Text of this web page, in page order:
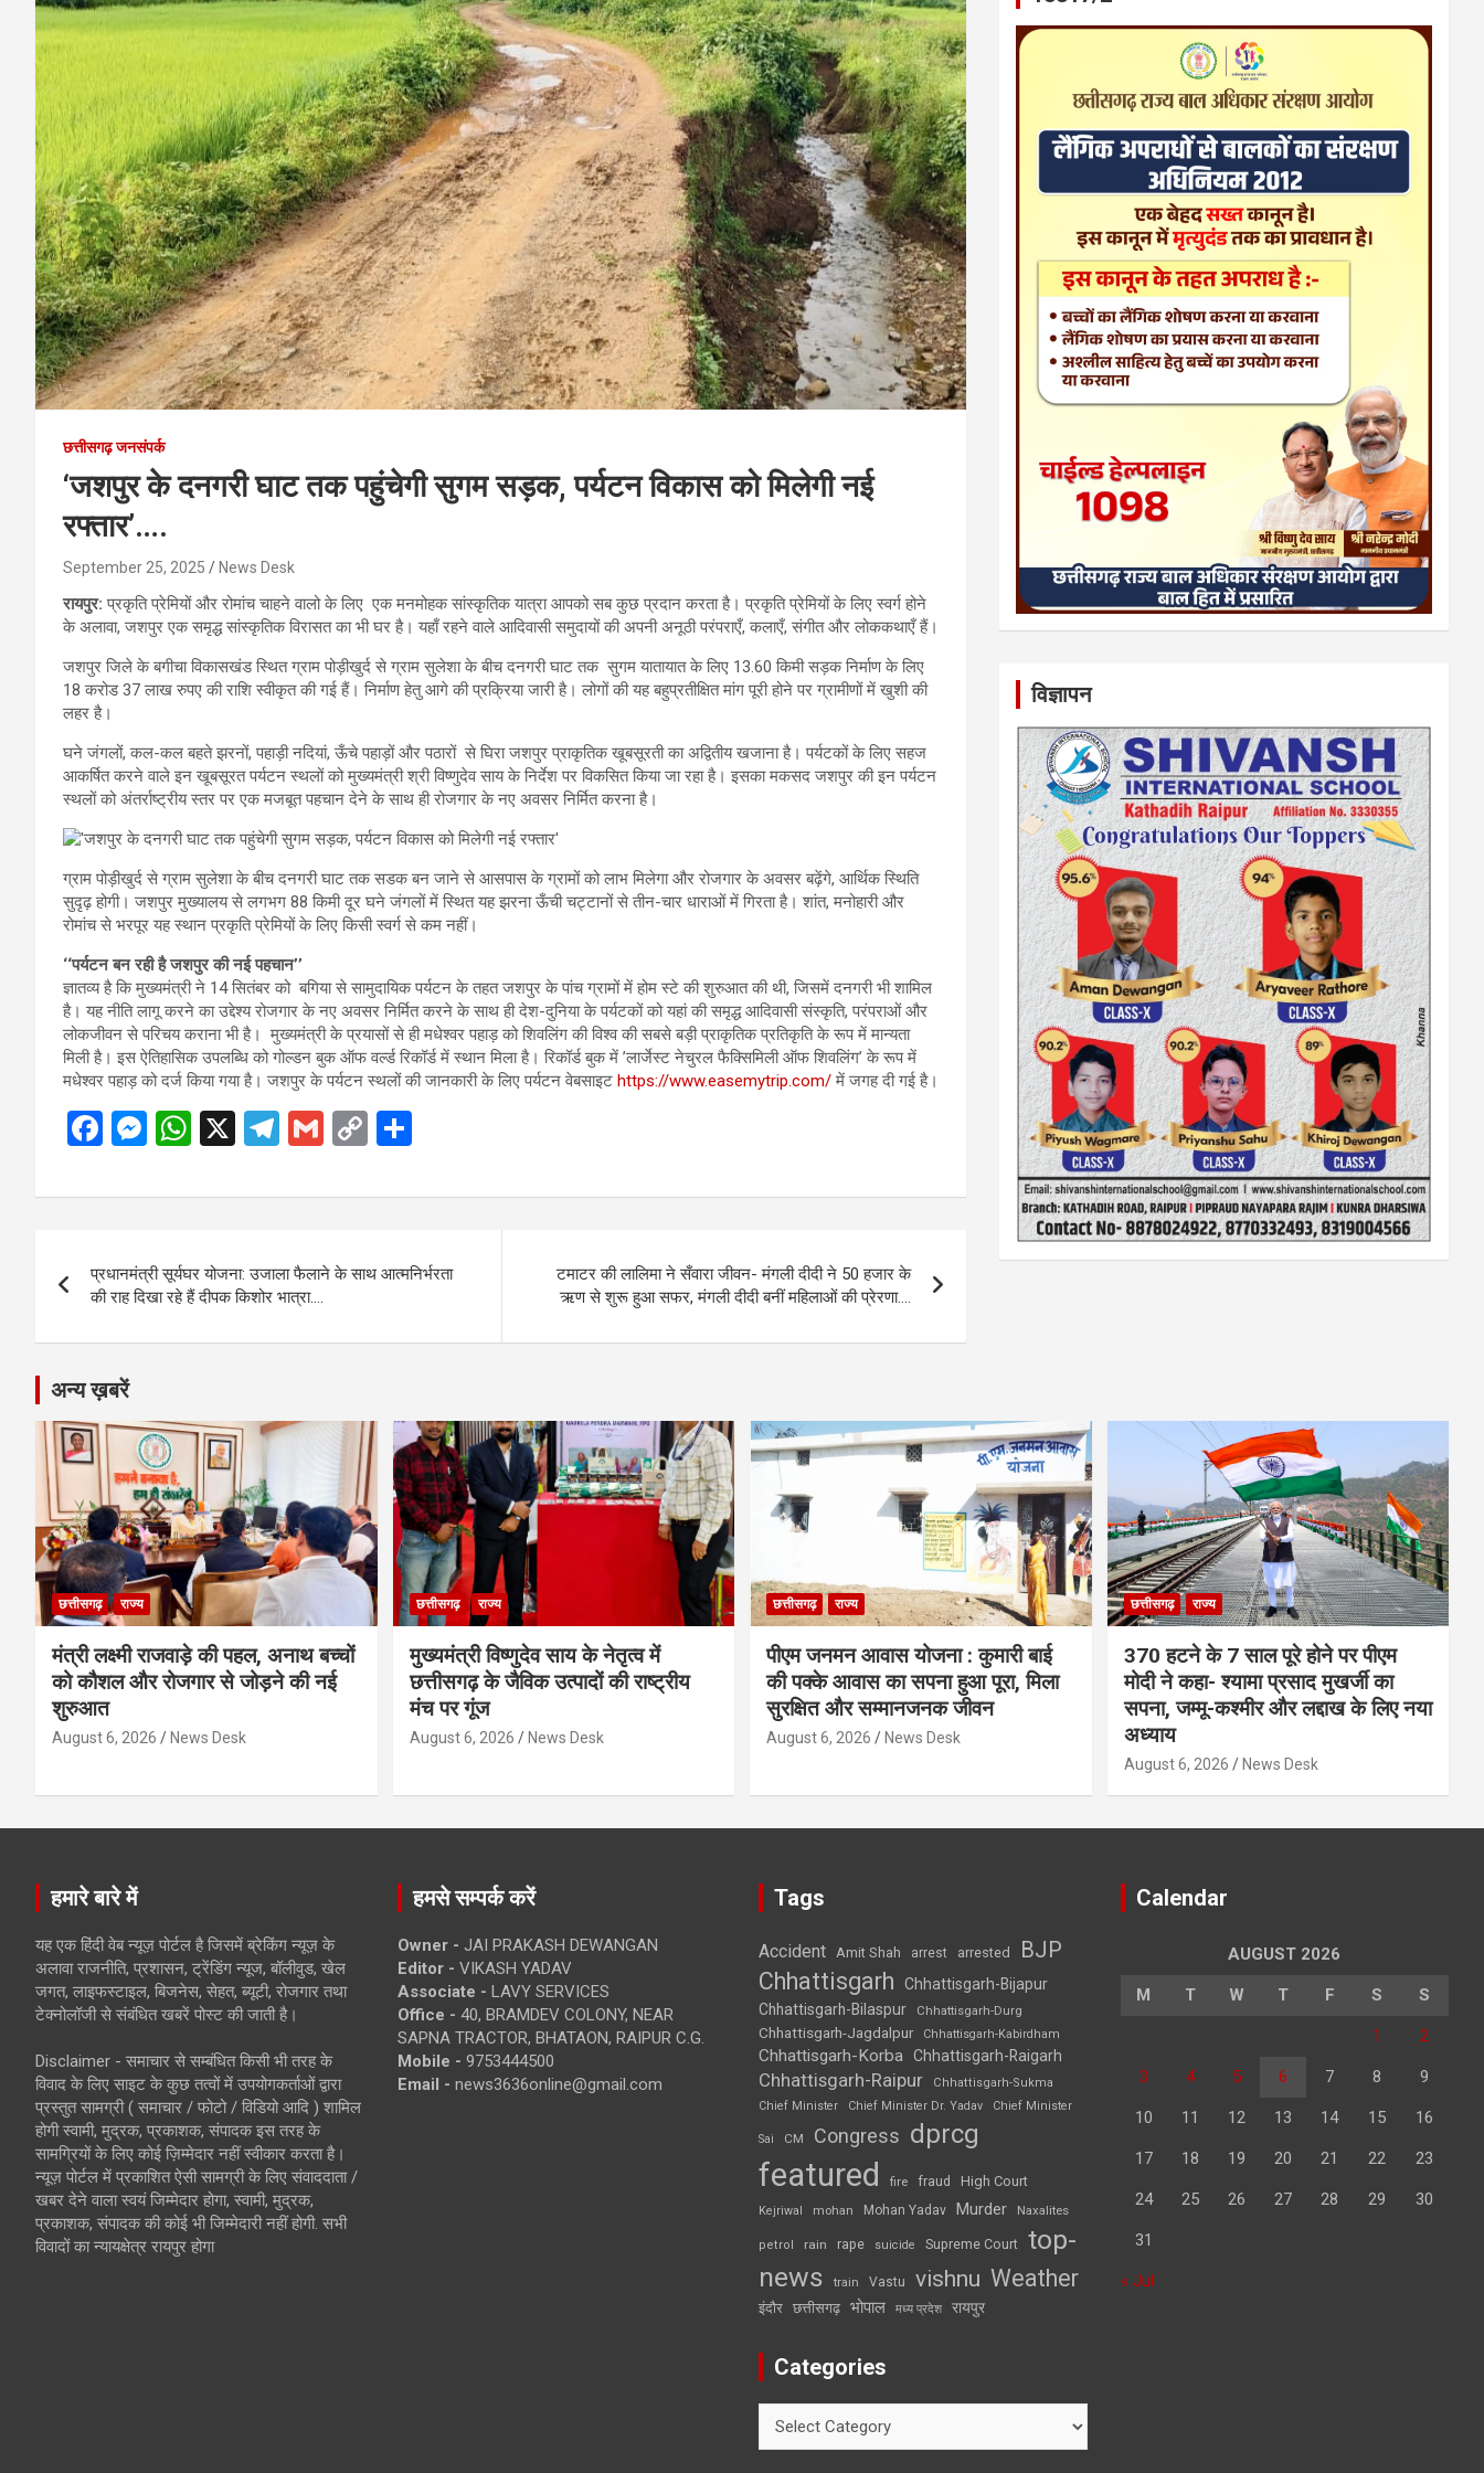
छत्तीसगढ़ जनसंपर्क
‘जशपुर के दनगरी घाट तक पहुंचेगी सुगम सड़क, पर्यटन विकास को मिलेगी नई
रफ्तार’….
September 25, 2025 News Desk
रायपुर:प्रकृति प्रेमियों और रोमांच चाहने वालो के लिए एक मनमोहक सांस्कृतिक यात्रा आपको सब कुछ प्रदान करता है। प्रकृति प्रेमियों के लिए स्वर्ग होने
के अलावा, जशपुर एक समृद्ध सांस्कृतिक विरासत का भी घर है। यहाँ रहने वाले आदिवासी समुदायों की अपनी अनूठी परंपराएँ, कलाएँ, संगीत और लोककथाएँ हैं।
जशपुर जिले के बगीचा विकासखंड स्थित ग्राम पोड़ीखुर्द से ग्राम सुलेशा के बीच दनगरी घाट तक सुगम यातायात के लिए 13.60 किमी सड़क निर्माण के लिए
18 करोड 37 लाख रुपए की राशि स्वीकृत की गई हैं। निर्माण हेतु आगे की प्रक्रिया जारी है। लोगों की यह बहुप्रतीक्षित मांग पूरी होने पर ग्रामीणों में खुशी की
लहर है।
घने जंगलों, कल-कल बहते झरनों, पहाड़ी नदियां, ऊँचे पहाड़ों और पठारों से घिरा जशपुर प्राकृतिक खूबसूरती का अद्वितीय खजाना है। पर्यटकों के लिए सहज
आकर्षित करने वाले इन खूबसूरत पर्यटन स्थलों को मुख्यमंत्री श्री विष्णुदेव साय के निर्देश पर विकसित किया जा रहा है। इसका मकसद जशपुर की इन पर्यटन
स्थलों को अंतर्राष्ट्रीय स्तर पर एक मजबूत पहचान देने के साथ ही रोजगार के नए अवसर निर्मित करना है।
ग्राम पोड़ीखुर्द से ग्राम सुलेशा के बीच दनगरी घाट तक सडक बन जाने से आसपास के ग्रामों को लाभ मिलेगा और रोजगार के अवसर बढ़ेंगे, आर्थिक स्थिति
सुदृढ़ होगी। जशपुर मुख्यालय से लगभग 88 किमी दूर घने जंगलों में स्थित यह झरना ऊँची चट्टानों से तीन-चार धाराओं में गिरता है। शांत, मनोहारी और
रोमांच से भरपूर यह स्थान प्रकृति प्रेमियों के लिए किसी स्वर्ग से कम नहीं।
‘‘पर्यटन बन रही है जशपुर की नई पहचान’’
ज्ञातव्य है कि मुख्यमंत्री ने 14 सितंबर को बगिया से सामुदायिक पर्यटन के तहत जशपुर के पांच ग्रामों में होम स्टे की शुरुआत की थी, जिसमें दनगरी भी शामिल
है। यह नीति लागू करने का उद्देश्य रोजगार के नए अवसर निर्मित करने के साथ ही देश-दुनिया के पर्यटकों को यहां की समृद्ध आदिवासी संस्कृति, परंपराओं और
लोकजीवन से परिचय कराना भी है। मुख्यमंत्री के प्रयासों से ही मधेश्वर पहाड़ को शिवलिंग की विश्व की सबसे बड़ी प्राकृतिक प्रतिकृति के रूप में मान्यता
मिली है। इस ऐतिहासिक उपलब्धि को गोल्डन बुक ऑफ वर्ल्ड रिकॉर्ड में स्थान मिला है। रिकॉर्ड बुक में ’लार्जेस्ट नेचुरल फैक्सिमिली ऑफ शिवलिंग’ के रूप में
मधेश्वर पहाड़ को दर्ज किया गया है। जशपुर के पर्यटन स्थलों की जानकारी के लिए पर्यटन वेबसाइट https://www.easemytrip.com/में जगह दी गई है।
F
ce
o
o
k
M
se
g
er
W
at
A
p
p
X
T
e
a
m
G
ail
C
py
n
ar
navigation
प्रधानमंत्री सूर्यघर योजना: उजाला फैलाने के साथ आत्मनिर्भरता
की राह दिखा रहे हैं दीपक किशोर भात्रा….
टमाटर की लालिमा ने सँवारा जीवन- मंगली दीदी ने 50 हजार के
ऋण से शुरू हुआ सफर, मंगली दीदी बनीं महिलाओं की प्रेरणा….
विज्ञापन
अन्य ख़बरें
छत्तीसगढ़ राज्य
मंत्री लक्ष्मी राजवाड़े की पहल, अनाथ बच्चों
को कौशल और रोजगार से जोड़ने की नई
शुरुआत
August 6, 2026 News Desk
छत्तीसगढ़ राज्य
मुख्यमंत्री विष्णुदेव साय के नेतृत्व में
छत्तीसगढ़ के जैविक उत्पादों की राष्ट्रीय
मंच पर गूंज
August 6, 2026 News Desk
छत्तीसगढ़ राज्य
पीएम जनमन आवास योजना : कुमारी बाई
की पक्के आवास का सपना हुआ पूरा, मिला
सुरक्षित और सम्मानजनक जीवन
August 6, 2026 News Desk
छत्तीसगढ़ राज्य
370 हटने के 7 साल पूरे होने पर पीएम
मोदी ने कहा- श्यामा प्रसाद मुखर्जी का
सपना, जम्मू-कश्मीर और लद्दाख के लिए नया
अध्याय
August 6, 2026 News Desk
हमारे बारे में
यह एक हिंदी वेब न्यूज़ पोर्टल है जिसमें ब्रेकिंग न्यूज़ के
अलावा राजनीति, प्रशासन, ट्रेंडिंग न्यूज, बॉलीवुड, खेल
जगत, लाइफस्टाइल, बिजनेस, सेहत, ब्यूटी, रोजगार तथा
टेक्नोलॉजी से संबंधित खबरें पोस्ट की जाती है।
Disclaimer - समाचार से सम्बंधित किसी भी तरह के
विवाद के लिए साइट के कुछ तत्वों में उपयोगकर्ताओं द्वारा
प्रस्तुत सामग्री ( समाचार / फोटो / विडियो आदि ) शामिल
होगी स्वामी, मुद्रक, प्रकाशक, संपादक इस तरह के
सामग्रियों के लिए कोई ज़िम्मेदार नहीं स्वीकार करता है।
न्यूज़ पोर्टल में प्रकाशित ऐसी सामग्री के लिए संवाददाता /
खबर देने वाला स्वयं जिम्मेदार होगा, स्वामी, मुद्रक,
प्रकाशक, संपादक की कोई भी जिम्मेदारी नहीं होगी. सभी
विवादों का न्यायक्षेत्र रायपुर होगा
हमसे सम्पर्क करें
Owner - JAI PRAKASH DEWANGAN
Editor - VIKASH YADAV
Associate - LAVY SERVICES
Office - 40, BRAMDEV COLONY, NEAR
SAPNA TRACTOR, BHATAON, RAIPUR C.G.
Mobile - 9753444500
Email - news3636online@gmail.com
Tags
Accident Amit Shah arrest arrested BJP
Chhattisgarh
Chhattisgarh-Bijapur
Chhattisgarh-Bilaspur
Chhattisgarh-Durg
Chhattisgarh-Jagdalpur Chhattisgarh-Kabirdham
Chhattisgarh-Korba Chhattisgarh-Raigarh
Chhattisgarh-Raipur
Chhattisgarh-Sukma
Chief Minister
Chief Minister Dr. Yadav Chief Minister
Sai CM Congress dprcg
featured fire fraud High Court
Kejriwal mohan Mohan Yadav Murder Naxalites
petrol rain rape suicide Supreme Court top-
news
train Vastu vishnu Weather
इंदौर छत्तीसगढ़ भोपाल मध्य प्रदेश रायपुर
Categories
Calendar
AUGUST 2026
M T W T F S S
1 2
3 4 5 6 7 8 9
10 11 12 13 14 15 16
17 18 19 20 21 22 23
24 25 26 27 28 29 30
31
« Jul